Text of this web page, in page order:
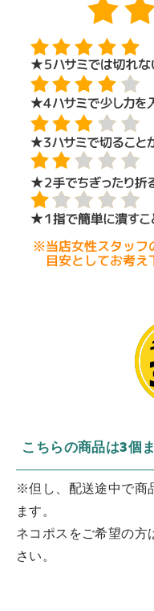
こちらの商品は3個
※但し、配送途中で商
ます。
ネコポスをご希望の方
さい。